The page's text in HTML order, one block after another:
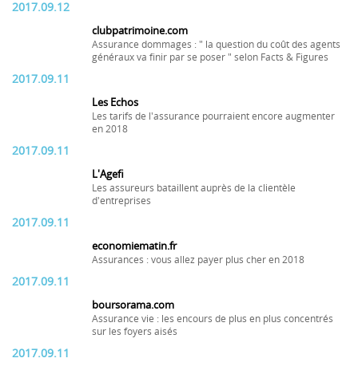
2017.09.12
clubpatrimoine.com
Assurance dommages : " la question du coût des agents
généraux va finir par se poser " selon Facts & Figures
2017.09.11
Les Echos
Les tarifs de l'assurance pourraient encore augmenter
en 2018
2017.09.11
L'Agefi
Les assureurs bataillent auprès de la clientèle
d'entreprises
2017.09.11
economiematin.fr
Assurances : vous allez payer plus cher en 2018
2017.09.11
boursorama.com
Assurance vie : les encours de plus en plus concentrés
sur les foyers aisés
2017.09.11